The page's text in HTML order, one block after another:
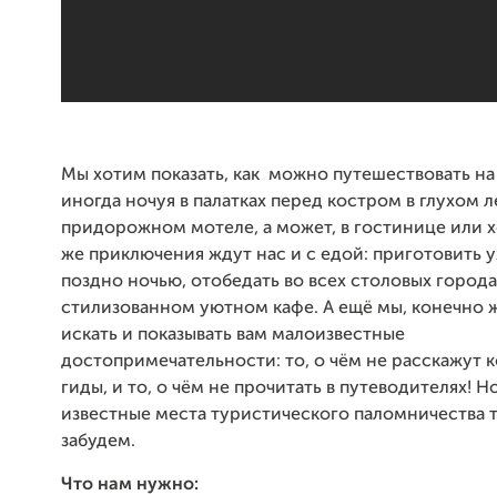
Мы хотим показать, как можно путешествовать
иногда ночуя в палатках перед костром в глухом
придорожном мотеле, а может, в гостинице или
же приключения ждут нас и с едой: приготовить
поздно ночью, отобедать во всех столовых
стилизованном уютном кафе. А ещё мы, конечно
искать и показывать вам малоизвестные
достопримечательности: то, о чём не расскажут
гиды, и то, о чём не прочитать в путеводителях!
известные места туристического паломничества
забудем.
Что нам нужно: